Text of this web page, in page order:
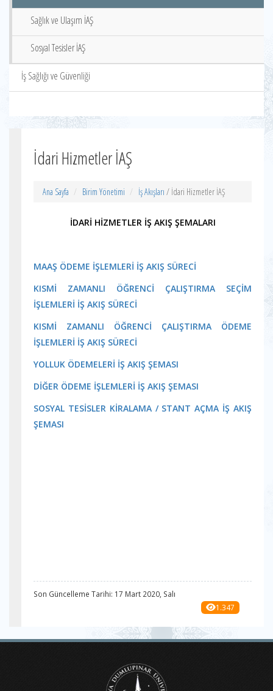
Sağlık ve Ulaşım İAŞ
Sosyal Tesisler İAŞ
İş Sağlığı ve Güvenliği
İdari Hizmetler İAŞ
Ana Sayfa Birim Yönetimi İş Akışları / İdari Hizmetler İAŞ
İDARİ HİZMETLER İŞ AKIŞ ŞEMALARI
MAAŞ ÖDEME İŞLEMLERİ İŞ AKIŞ SÜRECİ
KISMİ ZAMANLI ÖĞRENCİ ÇALIŞTIRMA SEÇİM
İŞLEMLERİ İŞ AKIŞ SÜRECİ
KISMİ ZAMANLI ÖĞRENCİ ÇALIŞTIRMA ÖDEME
İŞLEMLERİ İŞ AKIŞ SÜRECİ
YOLLUK ÖDEMELERİ İŞ AKIŞ ŞEMASI
DİĞER ÖDEME İŞLEMLERİ İŞ AKIŞ ŞEMASI
SOSYAL TESİSLER KİRALAMA / STANT AÇMA İŞ AKIŞ
ŞEMASI
Son Güncelleme Tarihi: 17 Mart 2020, Salı
1.347